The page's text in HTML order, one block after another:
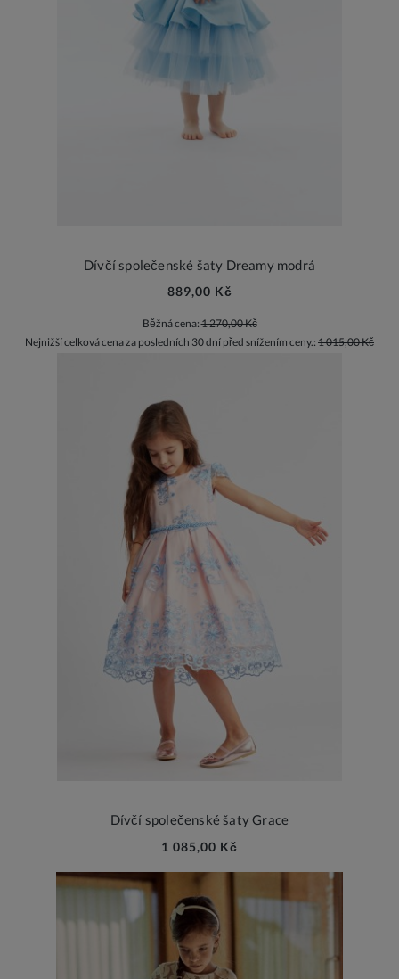
Dívčí společenské šaty Dreamy modrá
889,00 Kč
Běžná cena:1 270,00 Kč
Nejnižší celková cena za posledních 30 dní před snížením ceny.: 1 015,00 Kč
Dívčí společenské šaty Grace
1 085,00 Kč